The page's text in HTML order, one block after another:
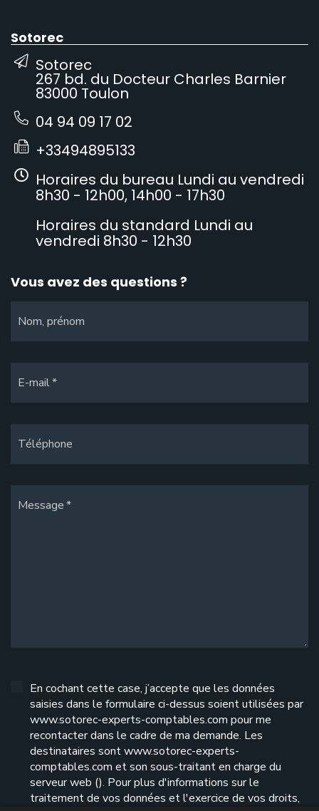
Sotorec
Sotorec
267 bd. du Docteur Charles Barnier
83000 Toulon
04 94 09 17 02
+33494895133
Horaires du bureau Lundi au vendredi
8h30 - 12h00, 14h00 - 17h30
Horaires du standard Lundi au
vendredi 8h30 - 12h30
Vous avez des questions ?
Nom, prénom
E-mail
Téléphone
Message
En cochant cette case, j’accepte que les données
saisies dans le formulaire ci-dessus soient utilisées par
www.sotorec-experts-comptables.com pour me
recontacter dans le cadre de ma demande. Les
destinataires sont www.sotorec-experts-
comptables.com et son sous-traitant en charge du
serveur web (). Pour plus d'informations sur le
traitement de vos données et l'exercice de vos droits,